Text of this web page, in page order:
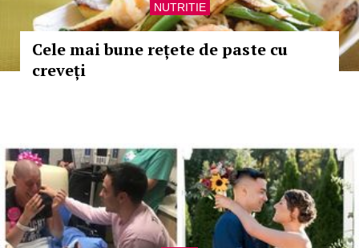
NUTRITIE
Cele mai bune rețete de paste cu
creveți